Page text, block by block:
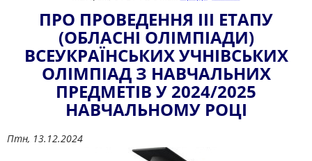
ПРО ПРОВЕДЕННЯ ІІІ ЕТАПУ
(ОБЛАСНІ ОЛІМПІАДИ)
ВСЕУКРАЇНСЬКИХ УЧНІВСЬКИХ
ОЛІМПІАД З НАВЧАЛЬНИХ
ПРЕДМЕТІВ У 2024/2025
НАВЧАЛЬНОМУ РОЦІ
Птн, 13.12.2024